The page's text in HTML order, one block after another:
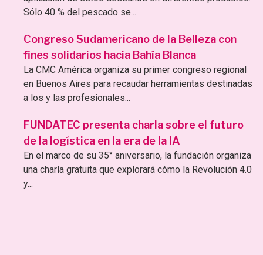
Sólo 40 % del pescado se...
Congreso Sudamericano de la Belleza con
fines solidarios hacia Bahía Blanca
La CMC América organiza su primer congreso regional
en Buenos Aires para recaudar herramientas destinadas
a los y las profesionales...
FUNDATEC presenta charla sobre el futuro
de la logística en la era de la IA
En el marco de su 35° aniversario, la fundación organiza
una charla gratuita que explorará cómo la Revolución 4.0
y...